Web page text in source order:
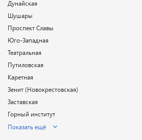
Дунайская
Шушары
Проспект Славы
Юго-Западная
Театральная
Путиловская
Каретная
Зенит (Новокрестовская)
Заставская
Горный институт
Показать ещё